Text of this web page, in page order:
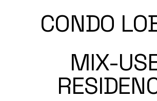
CONDO
MIX-